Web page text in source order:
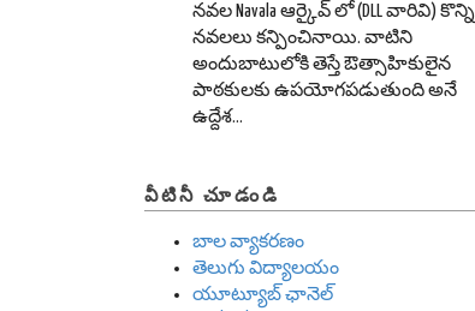
నవల Navala ఆర్కైవ్ లో (DLL వారివి) కొన్ని
నవలలు కన్పించినాయి. వాటిని
అందుబాటులోకి తెస్తే ఔత్సాహికులైన
పాఠకులకు ఉపయోగపడుతుంది అనే
ఉద్దేశ...
వీటినీ చూడండి
బాల వ్యాకరణం
తెలుగు విద్యాలయం
యూట్యూబ్ ఛానెల్